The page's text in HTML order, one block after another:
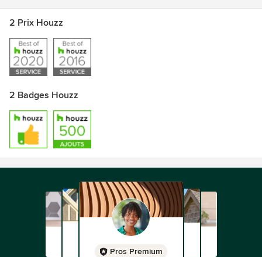
2 Prix Houzz
2 Badges Houzz
Pros Premium